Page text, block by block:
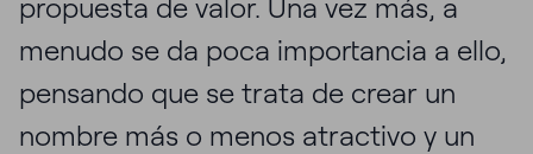
menudo se da poca importancia a ello,
pensando que se trata de crear un
nombre más o menos atractivo y un